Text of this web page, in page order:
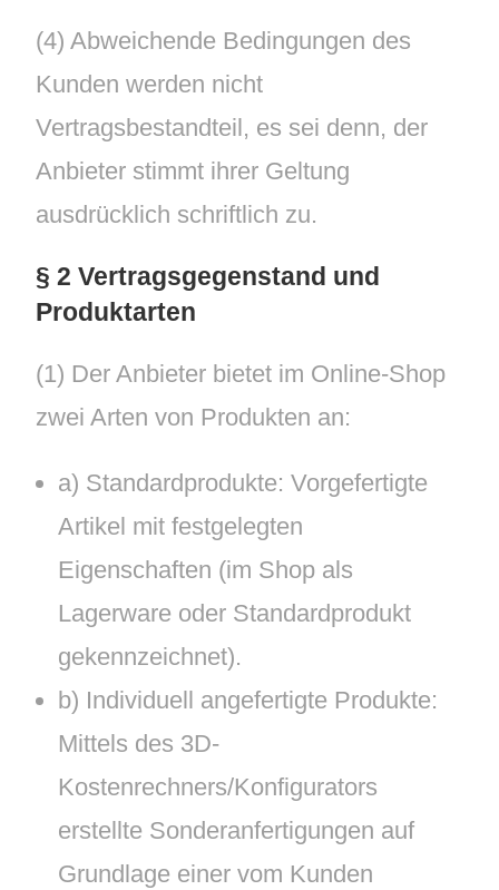
(4) Abweichende Bedingungen des
Kunden werden nicht
Vertragsbestandteil, es sei denn, der
Anbieter stimmt ihrer Geltung
ausdrücklich schriftlich zu.
§ 2 Vertragsgegenstand und
Produktarten
(1) Der Anbieter bietet im Online-Shop
zwei Arten von Produkten an:
a) Standardprodukte: Vorgefertigte
Artikel mit festgelegten
Eigenschaften (im Shop als
Lagerware oder Standardprodukt
gekennzeichnet).
b) Individuell angefertigte Produkte:
Mittels des 3D-
Kostenrechners/Konfigurators
erstellte Sonderanfertigungen auf
Grundlage einer vom Kunden